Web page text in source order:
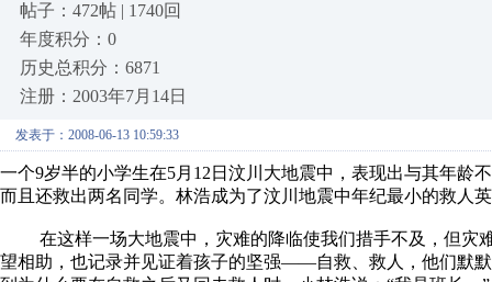
帖子：472帖 | 1740回
年度积分：0
历史总积分：6871
注册：2003年7月14日
发表于：2008-06-13 10:59:33
一个9岁半的小学生在5月12日汶川大地震中，表现出与其年龄
而且还救出两名同学。林浩成为了汶川地震中年纪最小的救人
在这样一场大地震中，灾难的降临使我们措手不及，但灾
望相助，也记录并见证着孩子的坚强——自救、救人，他们默